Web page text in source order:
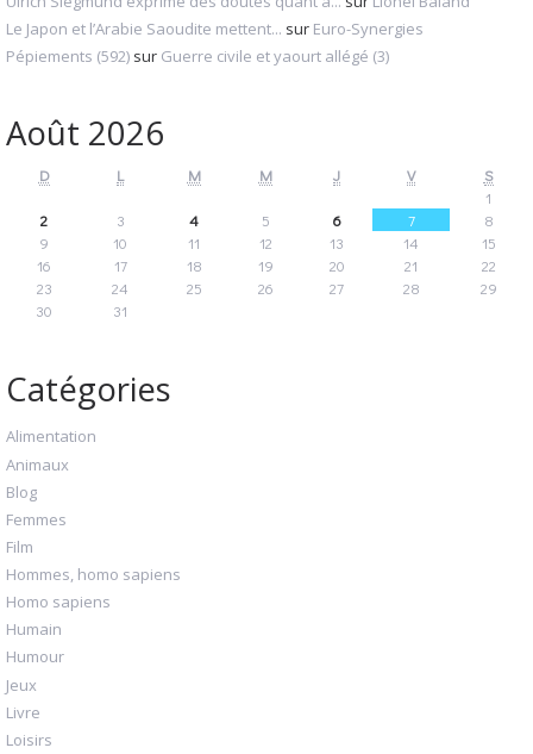
Le Japon et l’Arabie Saoudite mettent... sur Euro-Synergies
Pépiements (592) sur Guerre civile et yaourt allégé (3)
Août 2026
D L M M J V
S
1
2
3 4 5 6 7
8
9
10 11 12 13 14
15
16
17 18 19 20 21
22
23
24 25 26 27 28
29
30
31
Catégories
Alimentation
Animaux
Blog
Femmes
Film
Hommes, homo sapiens
Homo sapiens
Humain
Humour
Jeux
Livre
Loisirs